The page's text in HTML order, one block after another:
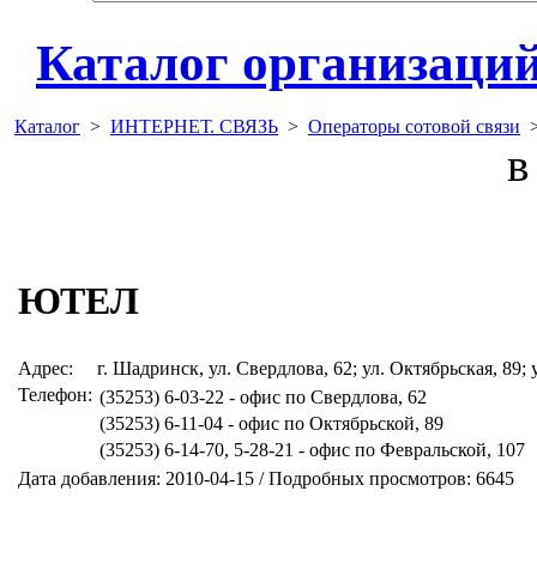
Каталог
Каталог > ИНТЕРНЕТ. СВЯЗЬ > Операторы сотовой связи
ЮТЕЛ
Адрес:
г. Шадринск, ул. Свердлова, 62; ул. Октябрьская, 89;
Телефон: (35253) 6-03-22 - офис по Свердлова, 62
(35253) 6-11-04 - офис по Октябрьской, 89
(35253) 6-14-70, 5-28-21 - офис по Февральской, 107
Дата добавления: 2010-04-15 / Подробных просмотров: 6645